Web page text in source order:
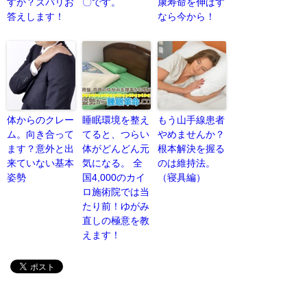
すか？ズバリお
答えします！
〇です。
康寿命を伸ばす
なら今から！
体からのクレー
ム。向き合って
ます？意外と出
来ていない基本
姿勢
睡眠環境を整え
てると、つらい
体がどんどん元
気になる。 全
国4,000のカイ
ロ施術院では当
たり前！ゆがみ
直しの極意を教
えます！
もう山手線患者
やめませんか？
根本解決を握る
のは維持法。
（寝具編）